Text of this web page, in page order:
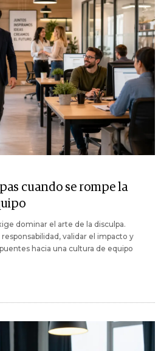
cuando se rompe la
dominar el arte de la disculpa.
responsabilidad, validar el impacto y
hacia una cultura de equipo